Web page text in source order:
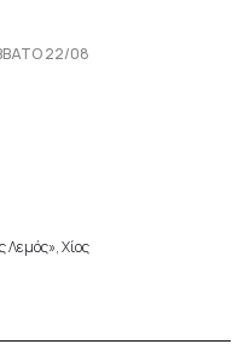
22/08
Χίος